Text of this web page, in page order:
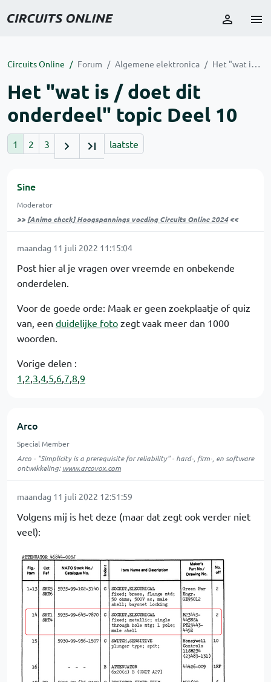
Circuits Online Forum Algemene elektronica Het "wat is / doet dit onderdeel" topic Deel 10
Het "wat is / doet dit
onderdeel" topic Deel 10
1 2 3 laatste
Sine
Moderator
>> [Animo check] Hoogspannings voeding Circuits Online 2024<<
maandag 11 juli 2022 11:15:04
Post hier al je vragen over vreemde en onbekende
onderdelen.
Voor de goede orde: Maak er geen zoekplaatje of quiz
van, een duidelijke foto zegt vaak meer dan 1000
woorden.
Vorige delen :
1 ,2,3,4,5,6,7,8,9
Arco
Special Member
Arco - "Simplicity is a prerequisite for reliability" - hard-, firm-, en software
ontwikkeling:www.arcovox.com
maandag 11 juli 2022 12:51:59
Volgens mij is het deze (maar dat zegt ook verder niet
veel):